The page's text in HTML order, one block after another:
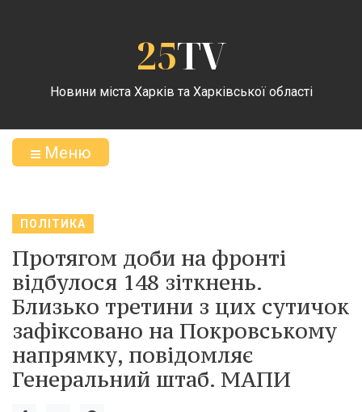
25TV
Новини міста Харків та Харківської області
Меню
ПОЛІТИКА
Протягом доби на фронті
відбулося 148 зіткнень.
Близько третини з цих сутичок
зафіксовано на Покровському
напрямку, повідомляє
Генеральний штаб. МАПИ